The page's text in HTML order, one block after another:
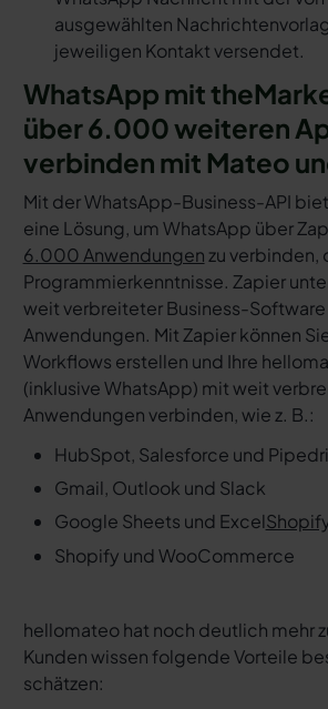
ausgewählten
jeweiligen Kontakt versendet.
WhatsApp mit
über 6.000 weiteren
verbinden mit Mateo
Mit der WhatsApp-Business-API
eine Lösung, um WhatsApp über
6.000 Anwendungenzu verbinden,
Programmierkenntnisse. Zapier
weit verbreiteter Business-Software
Anwendungen. Mit Zapier können
Workflows erstellen und Ihre
(inklusive WhatsApp) mit weit
Anwendungen verbinden, wie z. B.:
HubSpot, Salesforce und
Gmail, Outlook und Slack
Google Sheets und Excel
Shopify und WooCommerce
hellomateo hat noch deutlich mehr
Kunden wissen folgende Vorteile
schätzen: